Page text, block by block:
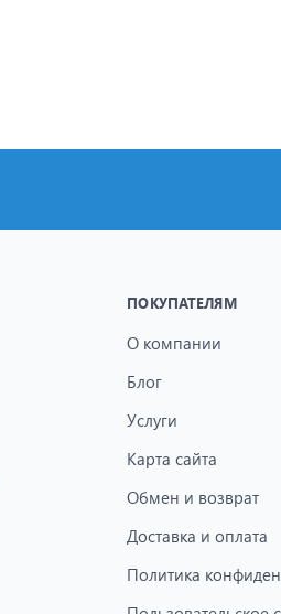
ПОКУПАТЕЛЯМ
О компании
Блог
Услуги
Карта сайта
Обмен и возврат
Доставка и оплата
Политика